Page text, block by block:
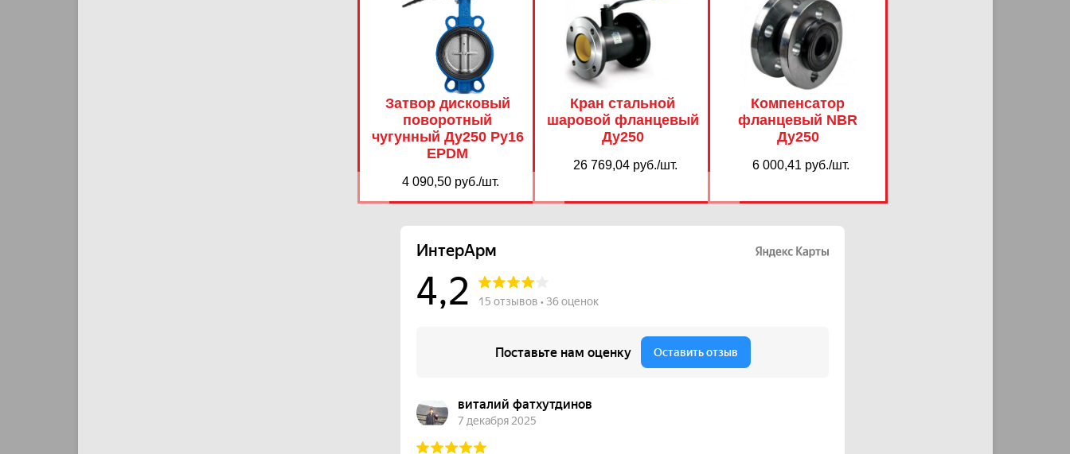
Затвор дисковый
поворотный
чугунный Ду250 Ру16
EPDM
4 090,50 руб./шт.
Кран стальной
шаровой фланцевый
Ду250
26 769,04 руб./шт.
Компенсатор
фланцевый NBR
Ду250
6 000,41 руб./шт.